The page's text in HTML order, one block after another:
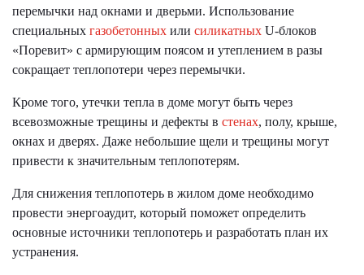
перемычки над окнами и дверьми. Использование
специальных газобетонных или силикатных U-блоков
«Поревит» с армирующим поясом и утеплением в разы
сокращает теплопотери через перемычки.
Кроме того, утечки тепла в доме могут быть через
всевозможные трещины и дефекты в стенах, полу, крыше,
окнах и дверях. Даже небольшие щели и трещины могут
привести к значительным теплопотерям.
Для снижения теплопотерь в жилом доме необходимо
провести энергоаудит, который поможет определить
основные источники теплопотерь и разработать план их
устранения.